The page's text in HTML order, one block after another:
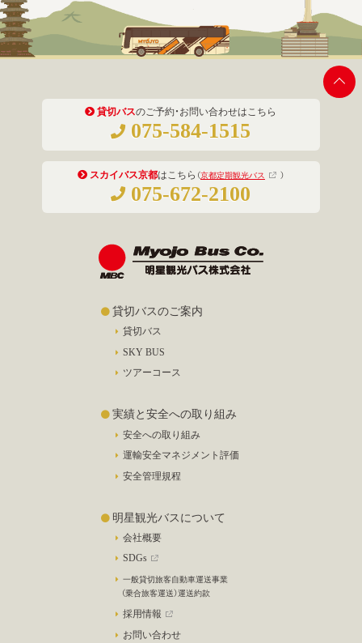
貸切バスのご予約・お問い合わせはこちら
075-584-1515
スカイバス京都はこちら （京都定期観光バス ）
075-672-2100
貸切バスのご案内
貸切バス
SKY BUS
ツアーコース
実績と安全への取り組み
安全への取り組み
運輸安全マネジメント評価
安全管理規程
明星観光バスについて
会社概要
SDGs
一般貸切旅客自動車運送事業
（乗合旅客運送）運送約款
採用情報
お問い合わせ